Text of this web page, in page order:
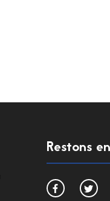
Restons